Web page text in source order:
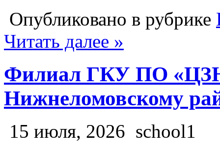
Опубликовано в рубрике
Читать далее »
Филиал ГКУ ПО
Нижнеломовскому
15 июля, 2026 school1